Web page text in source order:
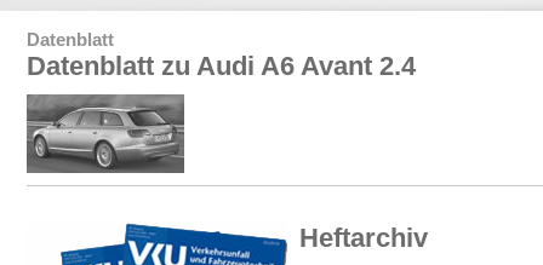
Datenblatt
Datenblatt zu Audi A6 Avant 2.4
Heftarchiv